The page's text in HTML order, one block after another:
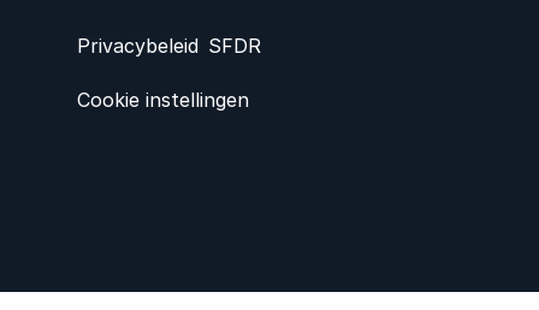
Privacybeleid SFDR
Cookie instellingen